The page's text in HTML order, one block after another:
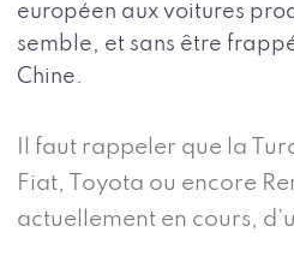
européen aux voitures
semble, et sans être
Chine.
Il faut rappeler que la
Fiat, Toyota ou encore
actuellement en cours,